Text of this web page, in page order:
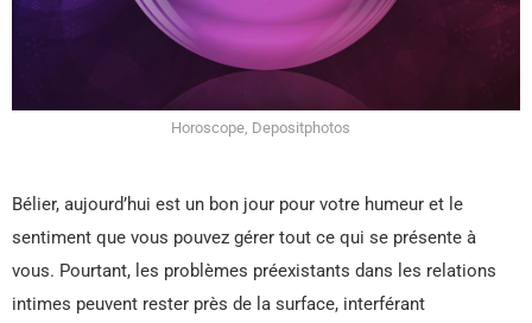
Horoscope, Depositphotos
Bélier, aujourd’hui est un bon jour pour votre humeur et le
sentiment que vous pouvez gérer tout ce qui se présente à
vous. Pourtant, les problèmes préexistants dans les relations
intimes peuvent rester près de la surface, interférant